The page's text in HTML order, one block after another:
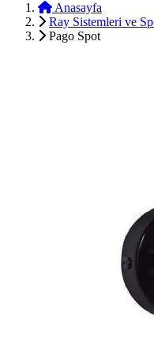
Anasayfa
Ray Sistemleri ve
Pago Spot